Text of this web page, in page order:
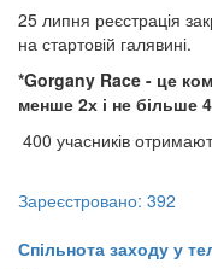
25 липня реєстрація
на стартовій галявині.
*Gorgany Race - це
менше 2х і не більше
400 учасників
Зареєстровано: 392
​​​​​​​Спільнота заходу у